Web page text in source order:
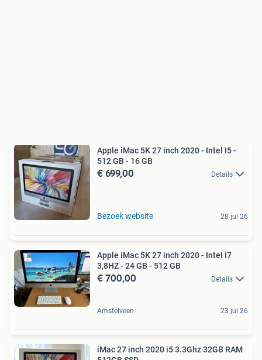
Apple iMac 5K 27 inch 2020 - Intel I5 -
512 GB - 16 GB
€ 699,00 Details
Bezoek website 28 jul 26
Apple iMac 5K 27 inch 2020 - Intel I7
3,8HZ - 24 GB - 512 GB
€ 700,00 Details
Amstelveen 23 jul 26
iMac 27 inch 2020 i5 3.3Ghz 32GB RAM